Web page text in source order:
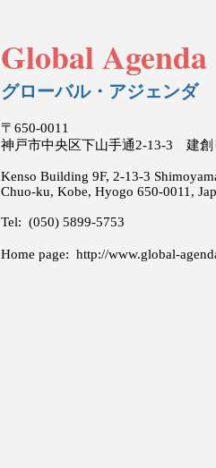
Global Agenda
グローバル・アジェンダ
〒650-0011
神戸市中央区下山手通2-13-3 建
Kenso Building 9F, 2-13-3
Chuo-ku, Kobe, Hyogo 650-0011,
Tel: (050) 5899-5753
Home page: http://www.global-